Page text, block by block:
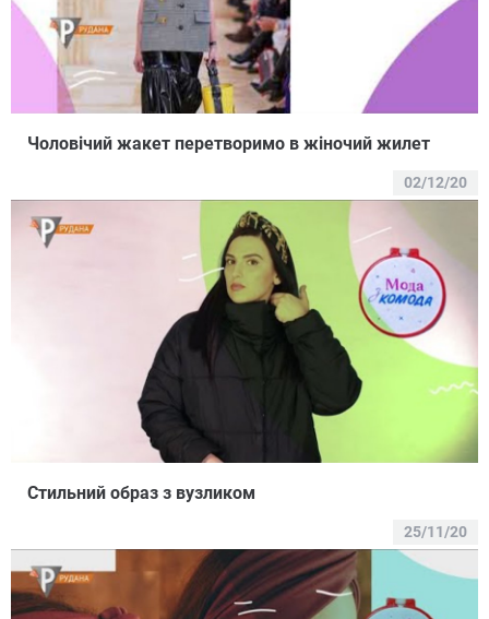
Чоловічий жакет перетворимо в жіночий жилет
02/12/20
Стильний образ з вузликом
25/11/20